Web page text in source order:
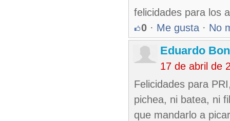
felicidades para los
0 · Me gusta · No
Eduardo
17 de abril de
Felicidades para
pichea, ni batea, ni
que mandarlo a